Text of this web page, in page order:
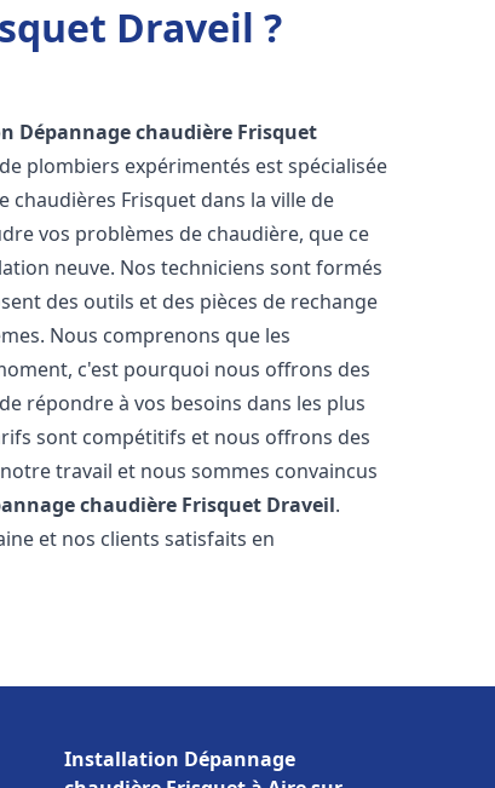
Draveil ?
Dépannage chaudière Frisquet
plombiers expérimentés est spécialisée
Frisquet dans la ville de
vos problèmes de chaudière, que ce
neuve. Nos techniciens sont formés
des outils et des pièces de rechange
Nous comprenons que les
c'est pourquoi nous offrons des
répondre à vos besoins dans les plus
sont compétitifs et nous offrons des
travail et nous sommes convaincus
chaudière Frisquet Draveil.
et nos clients satisfaits en
Installation Dépannage